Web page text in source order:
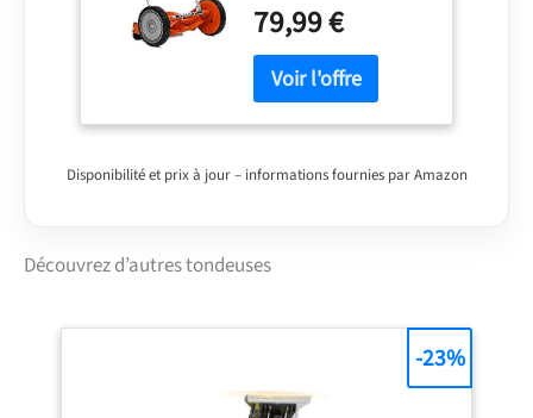
propre, précise et
semblable à des ciseaux
Moulinet en alliage
d'acier trempé et lame
de couteau de lit Roues
aux chocs de 21,6 cm de
à 4,4 cm ; largeur de
poids léger : seulement
79,99 €
Disponibilité et prix à jour – informations fournies par Amazon
Découvrez d’autres tondeuses
-23%